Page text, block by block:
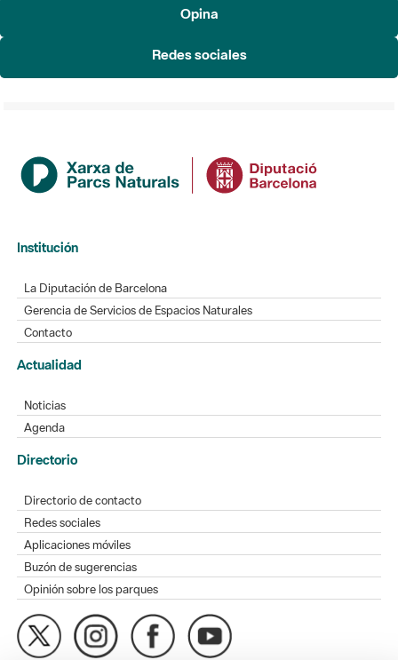
Opina
Redes sociales
Institución
La Diputación de Barcelona
Gerencia de Servicios de Espacios Naturales
Contacto
Actualidad
Noticias
Agenda
Directorio
Directorio de contacto
Redes sociales
Aplicaciones móviles
Buzón de sugerencias
Opinión sobre los parques